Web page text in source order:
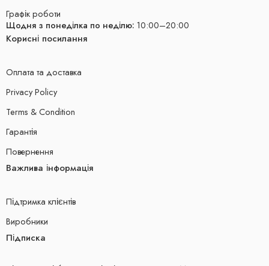
Графік роботи
Щодня з понеділка по неділю: 10:00–20:00
Корисні посилання
Оплата та доставка
Privacy Policy
Terms & Condition
Гарантія
Повернення
Важлива інформація
Підтримка клієнтів
Виробники
Підписка